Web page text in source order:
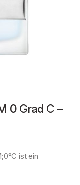
0 Grad C –
ist ein